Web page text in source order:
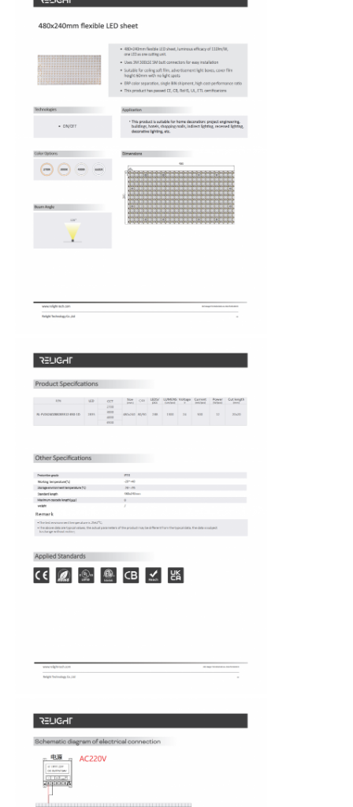
Thuis
Producten
Fabrieksreis
Kwaliteitscontrole
Vraag een offerte aan
Het Licht van de neonstrook